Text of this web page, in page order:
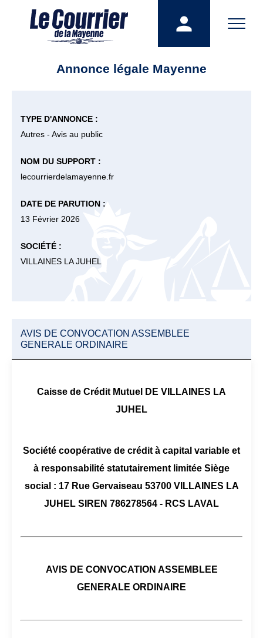
Annonce légale Mayenne
TYPE D'ANNONCE :
Autres - Avis au public
NOM DU SUPPORT :
lecourrierdelamayenne.fr
DATE DE PARUTION :
13 Février 2026
SOCIÉTÉ :
VILLAINES LA JUHEL
AVIS DE CONVOCATION ASSEMBLEE
GENERALE ORDINAIRE
Caisse de Crédit Mutuel DE VILLAINES LA
JUHEL
Société coopérative de crédit à capital variable et
à responsabilité statutairement limitée Siège
social : 17 Rue Gervaiseau 53700 VILLAINES LA
JUHEL SIREN 786278564 - RCS LAVAL
AVIS DE CONVOCATION ASSEMBLEE
GENERALE ORDINAIRE